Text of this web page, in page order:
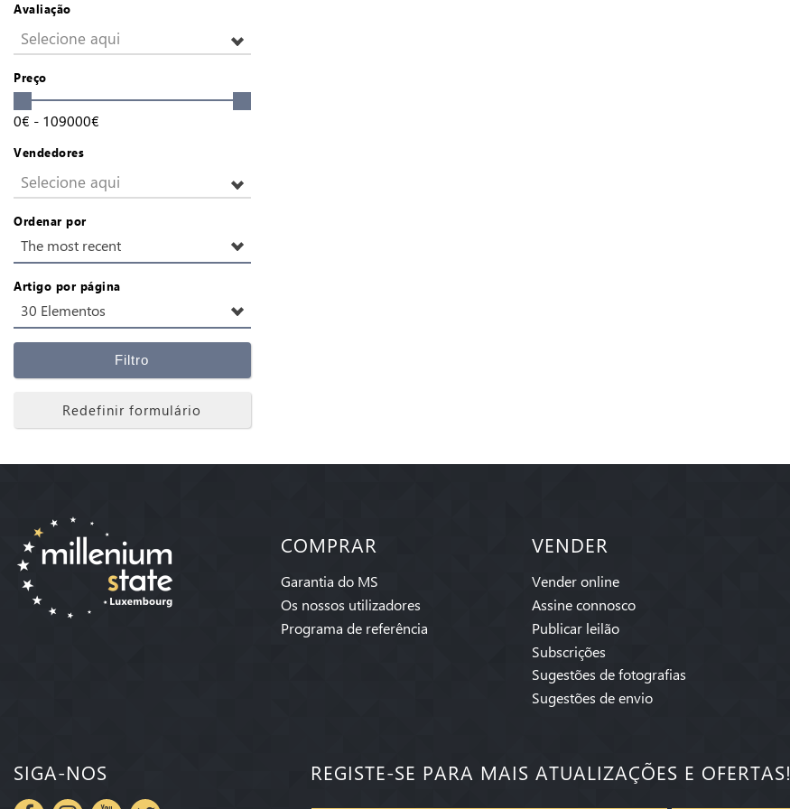
Avaliação
Selecione aqui
Preço
0€ - 109000€
Vendedores
Selecione aqui
Ordenar por
The most recent
Artigo por página
30 Elementos
Filtro
Redefinir formulário
COMPRAR
Garantia do MS
Os nossos utilizadores
Programa de referência
VENDER
Vender online
Assine connosco
Publicar leilão
Subscrições
Sugestões de fotografias
Sugestões de envio
SIGA-NOS REGISTE-SE PARA MAIS ATUALIZAÇÕES E OFERTAS!